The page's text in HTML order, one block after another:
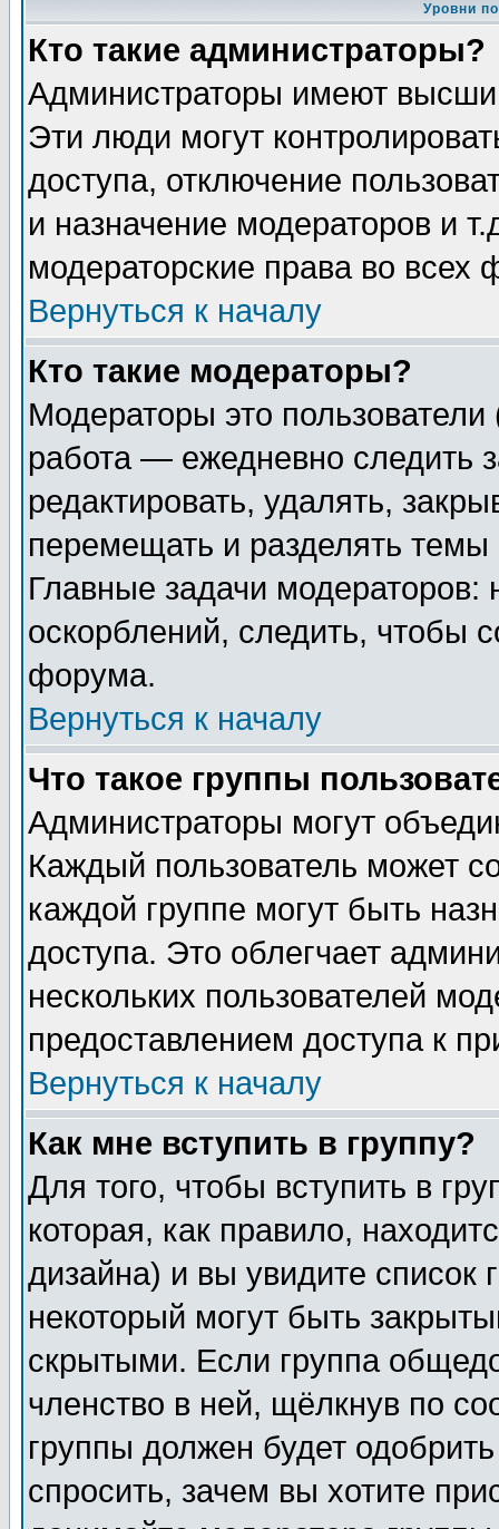
Уровни
Кто такие администраторы?
Администраторы имеют
Эти люди могут
доступа, отключение
и назначение модераторов и
модераторские права во всех
Вернуться к началу
Кто такие модераторы?
Модераторы это
работа — ежедневно следить
редактировать, удалять,
перемещать и разделять
Главные задачи
оскорблений, следить, чтобы
форума.
Вернуться к началу
Что такое группы
Администраторы могут
Каждый пользователь может
каждой группе могут быть
доступа. Это облегчает
нескольких пользователей
предоставлением доступа к
Вернуться к началу
Как мне вступить в группу?
Для того, чтобы вступить в
которая, как правило,
дизайна) и вы увидите список
некоторый могут быть
скрытыми. Если группа
членство в ней, щёлкнув по
группы должен будет
спросить, зачем вы хотите